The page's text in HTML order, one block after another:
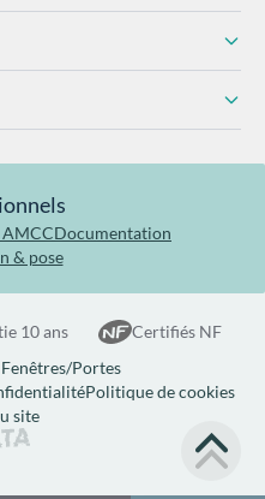
Documentation
& pose
10 ans
Certifiés NF
Portes
Politique de cookies
site
réalisé par Data Projekt